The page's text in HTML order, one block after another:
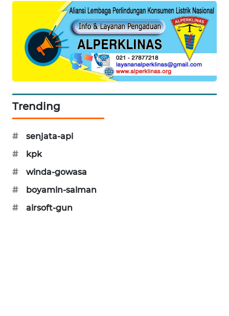
Trending
#
senjata-api
#
kpk
#
winda-gowasa
#
boyamin-saiman
#
airsoft-gun
HEALTH
WAHANA
DESA
LAPAK
Wahana
Network
KONSUMEN
LISTRIK
MASYARAKAT